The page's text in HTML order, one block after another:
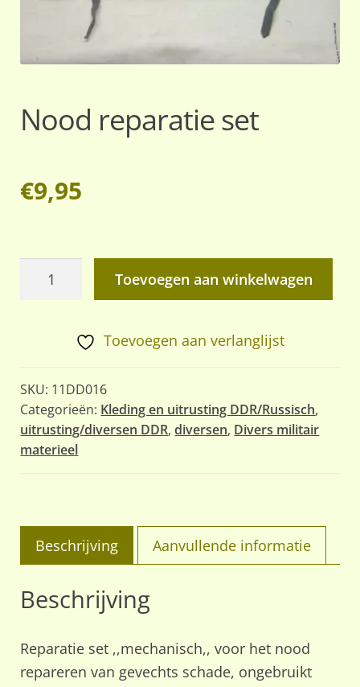
Nood reparatie set
€9,95
Toevoegen aan winkelwagen
Toevoegen aan verlanglijst
SKU: 11DD016
Categorieën: Kleding en uitrusting DDR/Russisch,
uitrusting/diversen DDR,diversen, Divers militair
materieel
Beschrijving Aanvullende informatie
Beschrijving
Reparatie set ,,mechanisch,, voor het nood
repareren van gevechts schade, ongebruikt